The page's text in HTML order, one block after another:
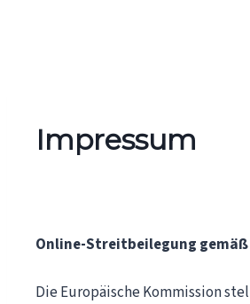
Impressum
Online-Streitbeilegung gemäß
Die Europäische Kommission